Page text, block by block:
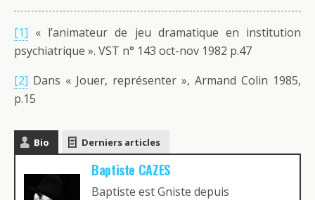
[1] « l’animateur de jeu dramatique en institution
psychiatrique ». VST n° 143 oct-nov 1982 p.47
[2] Dans « Jouer, représenter », Armand Colin 1985,
p.15
Bio Derniers articles
Baptiste CAZES
Baptiste est Gniste depuis